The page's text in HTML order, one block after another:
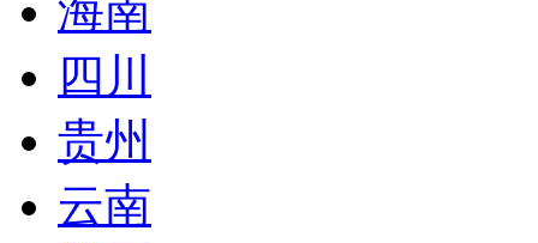
海南
四川
贵州
云南